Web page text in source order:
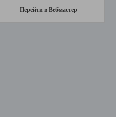
Перейти в Вебмастер